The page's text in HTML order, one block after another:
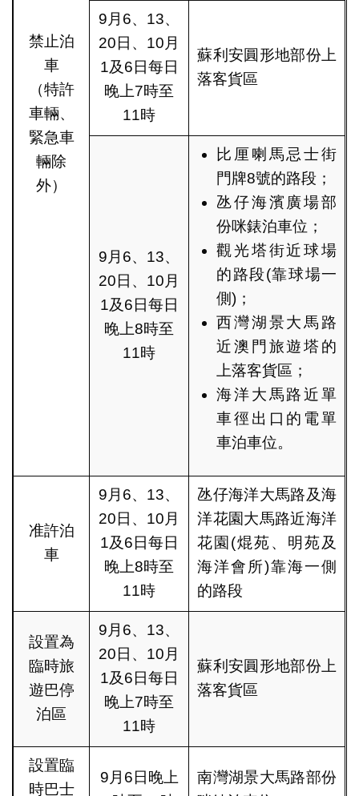
禁止泊
車
（特許
車輛、
緊急車
輛除
外）
9月6、13、
20日、10月
1及6日每日
晚上7時至
11時
蘇利安圓形地部份上
落客貨區
9月6、13、
20日、10月
1及6日每日
晚上8時至
11時
比厘喇馬忌士街
門牌8號的路段；
氹仔海濱廣場部
份咪錶泊車位；
觀光塔街近球場
的路段(靠球場一
側)；
西灣湖景大馬路
近澳門旅遊塔的
上落客貨區；
海洋大馬路近單
車徑出口的電單
車泊車位。
准許泊
車
9月6、13、
20日、10月
1及6日每日
晚上8時至
11時
氹仔海洋大馬路及海
洋花園大馬路近海洋
花園(焜苑、明苑及
海洋會所)靠海一側
的路段
設置為
臨時旅
遊巴停
泊區
9月6、13、
20日、10月
1及6日每日
晚上7時至
11時
蘇利安圓形地部份上
落客貨區
設置臨
時巴士
9月6日晚上
南灣湖景大馬路部份